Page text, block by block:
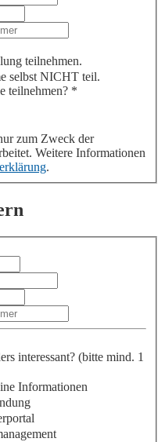
teilnehmen.
selbst NICHT teil.
teilnehmen? *
zum Zweck der
Weitere Informationen
.
interessant? (bitte mind. 1
Informationen